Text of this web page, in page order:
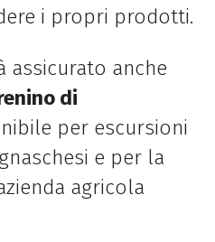
i propri prodotti.
assicurato anche
di
per escursioni
e per la
agricola